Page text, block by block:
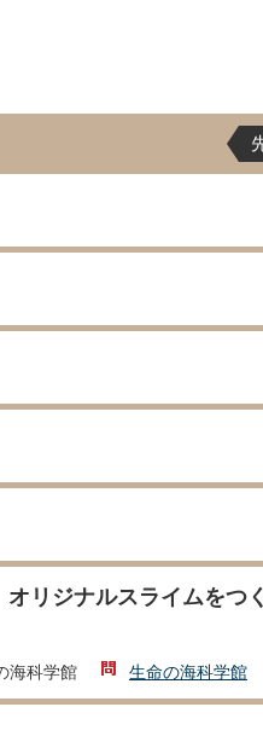
リジナルスライムをつ
海科学館 生命の海科学館